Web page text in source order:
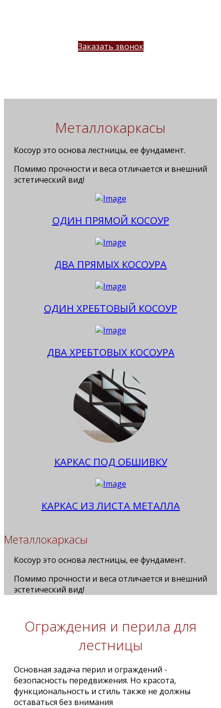
Заказать звонок
Металлокаркасы
Косоур это основа лестницы, ее фундамент.
Помимо прочности и веса отличается и внешний
эстетический вид!
ОДИН ПРЯМОЙ КОСОУР
ДВА ПРЯМЫХ КОСОУРА
ОДИН ХРЕБТОВЫЙ КОСОУР
ДВА ХРЕБТОВЫХ КОСОУРА
КАРКАС ПОД ОБШИВКУ
КАРКАС ИЗ ЛИСТА МЕТАЛЛА
Металлокаркасы
Косоур это основа лестницы, ее фундамент.
Помимо прочности и веса отличается и внешний
эстетический вид!
Ограждения и перила для
лестницы
Основная задача перил и ограждений -
безопасность передвижения. Но красота,
функциональность и стиль также не должны
оставаться без внимания